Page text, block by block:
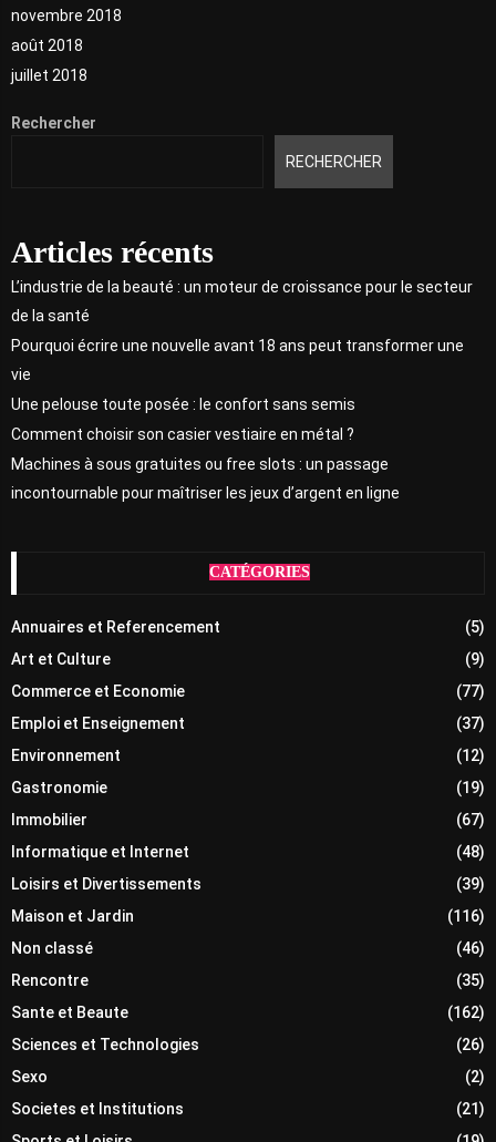
novembre 2018
août 2018
juillet 2018
Rechercher
RECHERCHER
Articles récents
L’industrie de la beauté : un moteur de croissance pour le secteur
de la santé
Pourquoi écrire une nouvelle avant 18 ans peut transformer une
vie
Une pelouse toute posée : le confort sans semis
Comment choisir son casier vestiaire en métal ?
Machines à sous gratuites ou free slots : un passage
incontournable pour maîtriser les jeux d’argent en ligne
CATÉGORIES
Annuaires et Referencement
(5)
Art et Culture
(9)
Commerce et Economie
(77)
Emploi et Enseignement
(37)
Environnement
(12)
Gastronomie
(19)
Immobilier
(67)
Informatique et Internet
(48)
Loisirs et Divertissements
(39)
Maison et Jardin
(116)
Non classé
(46)
Rencontre
(35)
Sante et Beaute
(162)
Sciences et Technologies
(26)
Sexo
(2)
Societes et Institutions
(21)